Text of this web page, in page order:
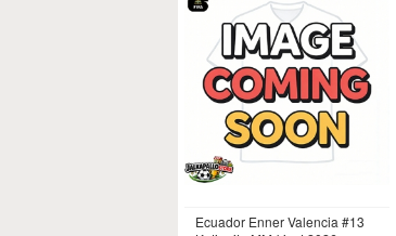
Ecuador Enner Valencia #13